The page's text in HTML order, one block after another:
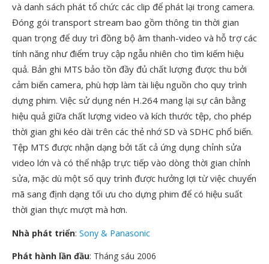
và danh sách phát tổ chức các clip để phát lại trong camera.
Đóng gói transport stream bao gồm thông tin thời gian
quan trọng để duy trì đồng bộ âm thanh-video và hỗ trợ các
tính năng như điểm truy cập ngẫu nhiên cho tìm kiếm hiệu
quả. Bản ghi MTS bảo tồn đầy đủ chất lượng được thu bởi
cảm biến camera, phù hợp làm tài liệu nguồn cho quy trình
dựng phim. Việc sử dụng nén H.264 mang lại sự cân bằng
hiệu quả giữa chất lượng video và kích thước tệp, cho phép
thời gian ghi kéo dài trên các thẻ nhớ SD và SDHC phổ biến.
Tệp MTS được nhận dạng bởi tất cả ứng dụng chỉnh sửa
video lớn và có thể nhập trực tiếp vào dòng thời gian chỉnh
sửa, mặc dù một số quy trình được hưởng lợi từ việc chuyển
mã sang định dạng tối ưu cho dựng phim để có hiệu suất
thời gian thực mượt mà hơn.
Nhà phát triển: Sony & Panasonic
Phát hành lần đầu: Tháng sáu 2006